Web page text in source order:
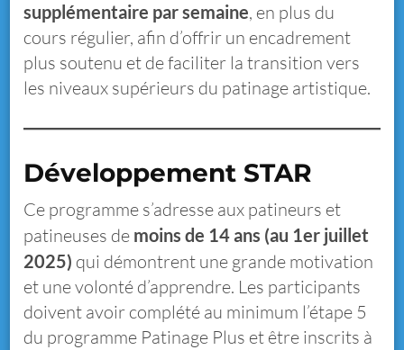
supplémentaire par semaine, en plus du
cours régulier, afin d’offrir un encadrement
plus soutenu et de faciliter la transition vers
les niveaux supérieurs du patinage artistique.
Développement STAR
Ce programme s’adresse aux patineurs et
patineuses de moins de 14 ans (au 1er juillet
2025) qui démontrent une grande motivation
et une volonté d’apprendre. Les participants
doivent avoir complété au minimum l’étape 5
du programme Patinage Plus et être inscrits à